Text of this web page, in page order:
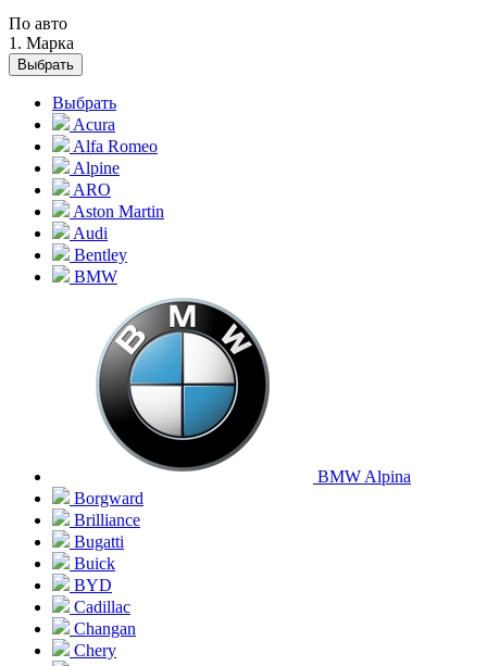
По авто
1. Марка
Выбрать
Выбрать
Acura
Alfa Romeo
Alpine
ARO
Aston Martin
Audi
Bentley
BMW
BMW Alpina
Borgward
Brilliance
Bugatti
Buick
BYD
Cadillac
Changan
Chery